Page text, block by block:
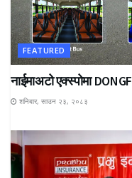
FEATURED
नाईमाअटो एक्स्पोमा
शनिबार, साउन २३, २०८३